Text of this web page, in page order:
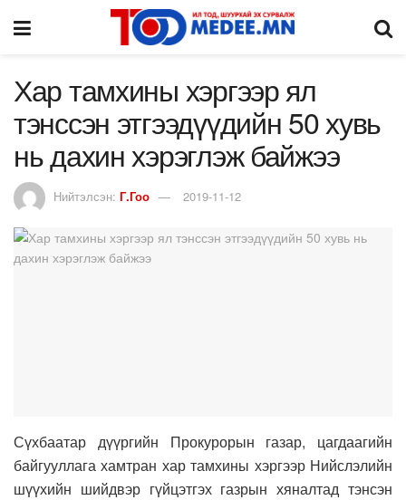
Хар тамхины хэргээр ял
тэнссэн этгээдүүдийн 50 хувь
нь дахин хэрэглэж байжээ
Нийтэлсэн: Г.Гоо 2019-11-12
Сүхбаатар дүүргийн Прокурорын газар, цагдаагийн
байгууллага хамтран хар тамхины хэргээр Нийслэлийн
шүүхийн шийдвэр гүйцэтгэх газрын хяналтад тэнсэн